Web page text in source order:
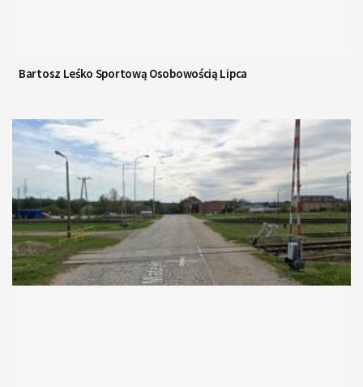
Bartosz Leśko Sportową Osobowością Lipca